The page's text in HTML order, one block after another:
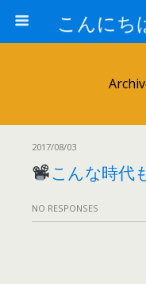
2017/08/03
こんな時代
NO RESPONSES